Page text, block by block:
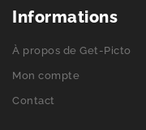
Informations
À propos de Get-Picto
Mon compte
Contact